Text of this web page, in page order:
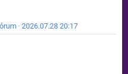
· 2026.07.28 20:17